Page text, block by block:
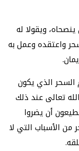
ويقولا له
واعتقده وعمل به
الذي يكون
تعالى عند ذلك
أن يضروا
من الأسباب التي لا